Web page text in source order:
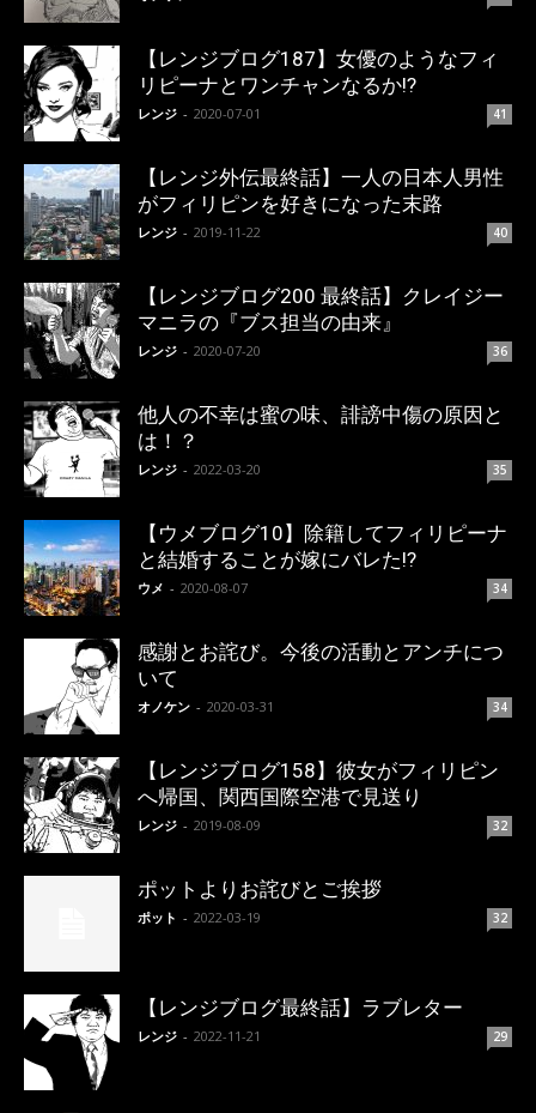
【レンジブログ187】女優のようなフィ
リピーナとワンチャンなるか!?
レンジ - 2020-07-01 41
【レンジ外伝最終話】一人の日本人男性
がフィリピンを好きになった末路
レンジ - 2019-11-22 40
【レンジブログ200 最終話】クレイジー
マニラの『ブス担当の由来』
レンジ - 2020-07-20 36
他人の不幸は蜜の味、誹謗中傷の原因と
は！？
レンジ - 2022-03-20 35
【ウメブログ10】除籍してフィリピーナ
と結婚することが嫁にバレた!?
ウメ - 2020-08-07 34
感謝とお詫び。今後の活動とアンチにつ
いて
オノケン - 2020-03-31 34
【レンジブログ158】彼女がフィリピン
へ帰国、関西国際空港で見送り
レンジ - 2019-08-09 32
ポットよりお詫びとご挨拶
ポット - 2022-03-19 32
【レンジブログ最終話】ラブレター
レンジ - 2022-11-21 29